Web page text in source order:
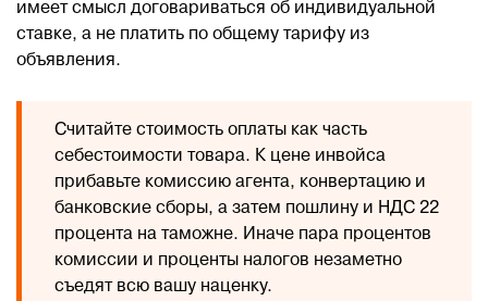
имеет смысл договариваться об индивидуальной
ставке, а не платить по общему тарифу из
объявления.
Считайте стоимость оплаты как часть
себестоимости товара. К цене инвойса
прибавьте комиссию агента, конвертацию и
банковские сборы, а затем пошлину и НДС 22
процента на таможне. Иначе пара процентов
комиссии и проценты налогов незаметно
съедят всю вашу наценку.